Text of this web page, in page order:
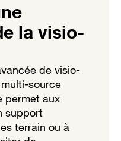
la visio-
de visio-
source
permet aux
support
terrain ou à